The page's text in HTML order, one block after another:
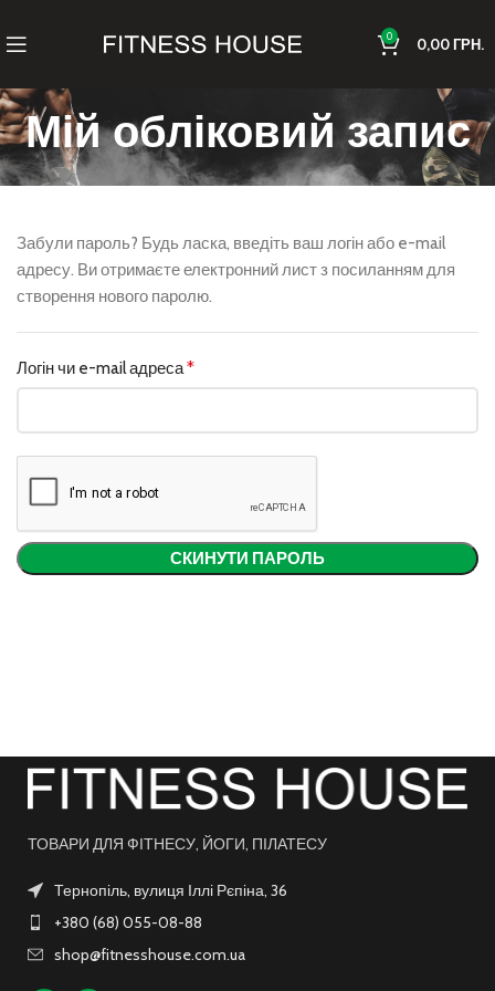
0 0,00ГРН.
Мій обліковий запис
Забули пароль? Будь ласка, введіть ваш логін або e-mail
адресу. Ви отримаєте електронний лист з посиланням для
створення нового паролю.
Логін чи e-mail адреса*
СКИНУТИ ПАРОЛЬ
ТОВАРИ ДЛЯ ФІТНЕСУ, ЙОГИ, ПІЛАТЕСУ
Тернопіль, вулиця Іллі Рєпіна, 36
+380 (68) 055-08-88
shop@fitnesshouse.com.ua